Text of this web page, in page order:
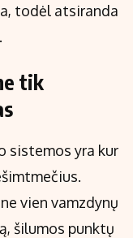
todėl atsiranda
tik
sistemos yra kur
vien vamzdynų
šilumos punktų